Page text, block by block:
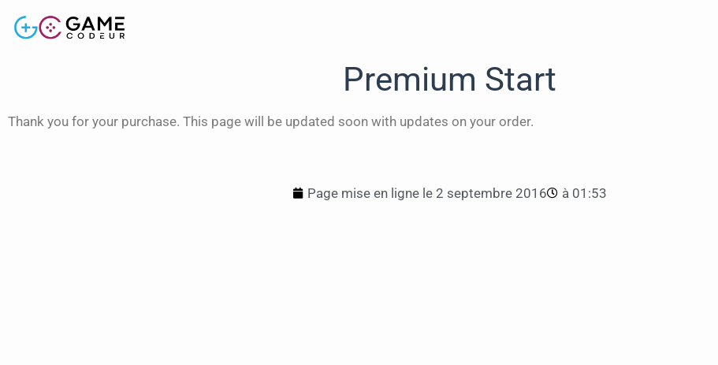
Premium Start
Thank you for your purchase. This page will be updated soon with updates on your order.
Page mise en ligne le 2 septembre 2016 à 01:53